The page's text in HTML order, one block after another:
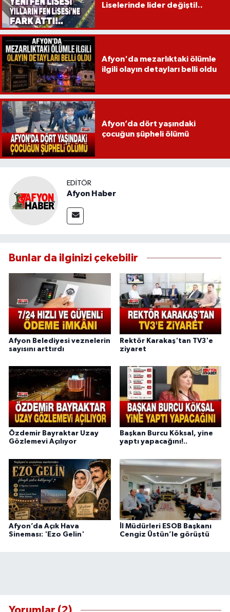
Liselerinde lider değişti!..
Afyon'da mezarlıktaki ölümle
ilgili olayın detayları belli oldu
Afyon’da dört yaşındaki
çocuğun şüpheli ölümü
EDITÖR
Afyon Haber
Bunlar da ilginizi çekebilir
Afyon Belediyesi veznelerin
sayısını arttırdı
Rektör Karakaş'tan TV3'e
ziyaret
Özdemir Bayraktar Uzay
Gözlemevi Açılıyor
Başkan Burcu Köksal, yine
yaptı yapacağını!..
Afyon’da Açık Hava
Sineması: 'Ezo Gelin'
İl Müdürleri ESOB Başkanı
Cengiz Üstün’le görüştü